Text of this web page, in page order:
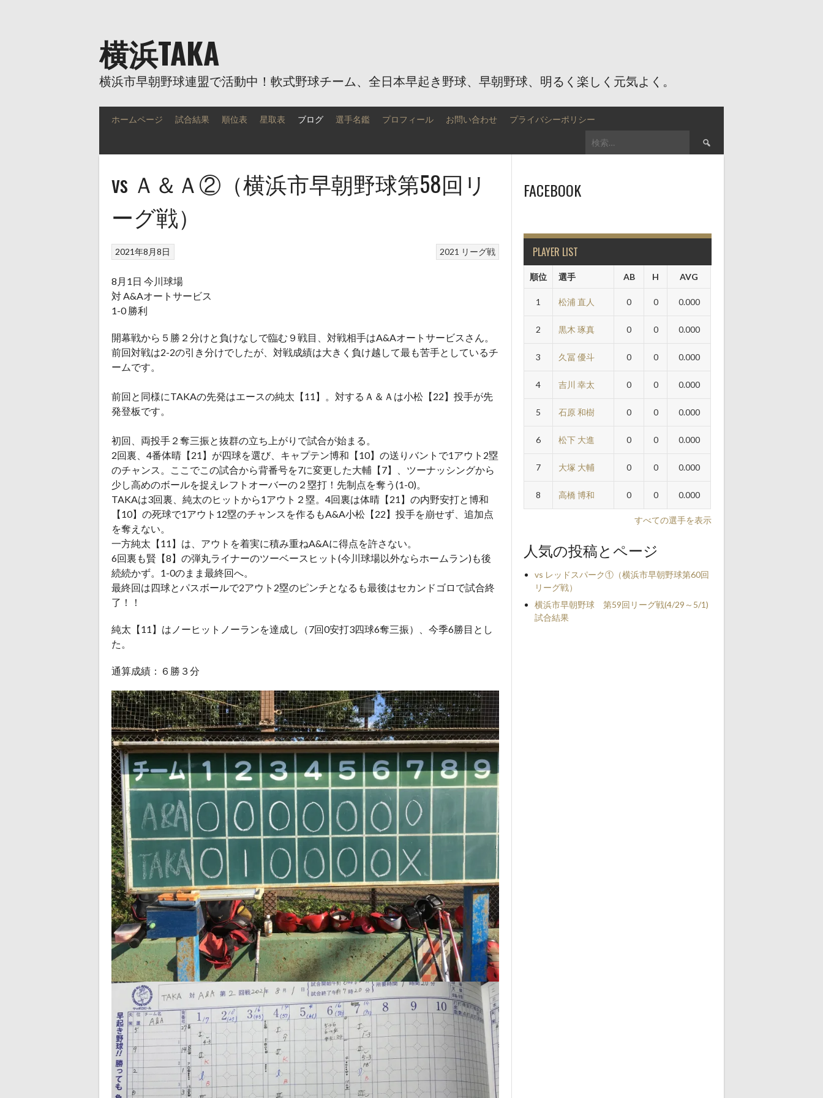
横浜TAKA
横浜市早朝野球連盟で活動中！軟式野球チーム、全日本早起き野球、早朝野球、明るく楽しく元気よく。
ホームページ 試合結果 順位表 星取表 ブログ 選手名鑑 プロフィール お問い合わせ プライバシーポリシー
vs Ａ＆Ａ②（横浜市早朝野球第58回リ
ーグ戦）
2021 リーグ戦
2021年8月8日
8月1日 今川球場
対 A&Aオートサービス
1-0 勝利
開幕戦から５勝２分けと負けなしで臨む９戦目、対戦相手はA&Aオートサービスさん。
前回対戦は2-2の引き分けでしたが、対戦成績は大きく負け越して最も苦手としているチ
ームです。
前回と同様にTAKAの先発はエースの純太【11】。対するＡ＆Ａは小松【22】投手が先
発登板です。
初回、両投手２奪三振と抜群の立ち上がりで試合が始まる。
2回裏、4番体晴【21】が四球を選び、キャプテン博和【10】の送りバントで1アウト2塁
のチャンス。ここでこの試合から背番号を7に変更した大輔【7】、ツーナッシングから
少し高めのボールを捉えレフトオーバーの２塁打！先制点を奪う(1-0)。
TAKAは3回裏、純太のヒットから1アウト２塁。4回裏は体晴【21】の内野安打と博和
【10】の死球で1アウト12塁のチャンスを作るもA&A小松【22】投手を崩せず、追加点
を奪えない。
一方純太【11】は、アウトを着実に積み重ねA&Aに得点を許さない。
6回裏も賢【8】の弾丸ライナーのツーベースヒット(今川球場以外ならホームラン)も後
続続かず。1-0のまま最終回へ。
最終回は四球とパスボールで2アウト2塁のピンチとなるも最後はセカンドゴロで試合終
了！！
純太【11】はノーヒットノーランを達成し（7回0安打3四球6奪三振）、今季6勝目とし
た。
通算成績：６勝３分
FACEBOOK
PLAYER LIST
順位 選手 AB H AVG
1 松浦 直人 0 0 0.000
2 黒木 琢真 0 0 0.000
3 久冨 優斗 0 0 0.000
4 吉川 幸太 0 0 0.000
5 石原 和樹 0 0 0.000
6 松下 大進 0 0 0.000
7 大塚 大輔 0 0 0.000
8 高橋 博和 0 0 0.000
すべての選手を表示
人気の投稿とページ
vs レッドスパーク①（横浜市早朝野球第60回
リーグ戦）
横浜市早朝野球 第59回リーグ戦(4/29～5/1)
試合結果